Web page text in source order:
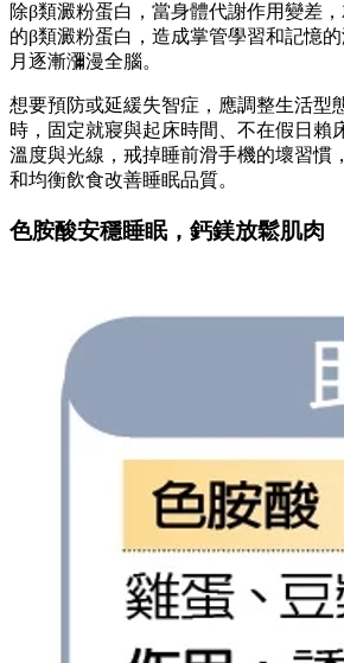
除β類澱粉蛋白，當身體代謝作用變差
的β類澱粉蛋白，造成掌管學習和記憶
月逐漸瀰漫全腦。
想要預防或延緩失智症，應調整生活型
時，固定就寢與起床時間、不在假日賴
溫度與光線，戒掉睡前滑手機的壞習慣
和均衡飲食改善睡眠品質。
色胺酸安穩睡眠，鈣鎂放鬆肌肉